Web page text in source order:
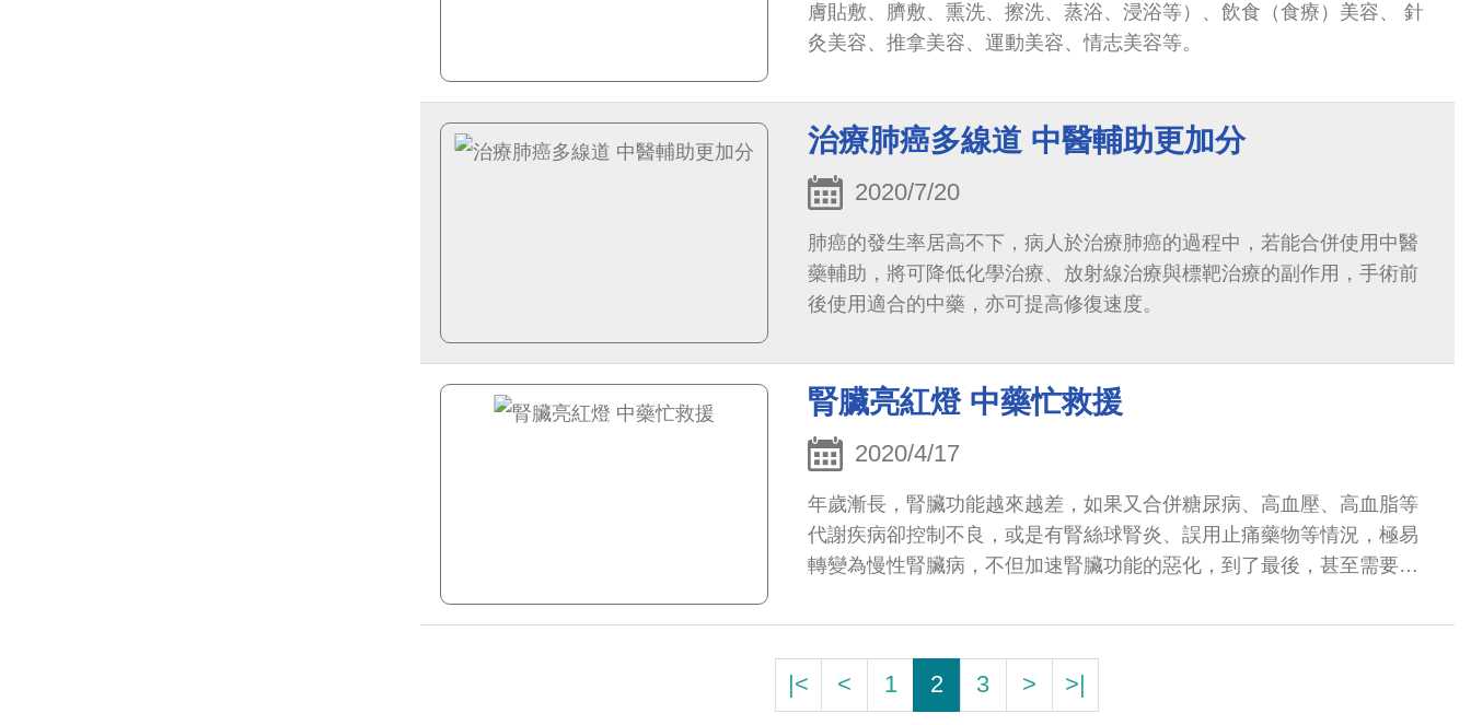
膚貼敷、臍敷、熏洗、擦洗、蒸浴、浸浴等）、飲食（食療）美容、 針
灸美容、推拿美容、運動美容、情志美容等。
治療肺癌多線道 中醫輔助更加分
2020/7/20
肺癌的發生率居高不下，病人於治療肺癌的過程中，若能合併使用中醫
藥輔助，將可降低化學治療、放射線治療與標靶治療的副作用，手術前
後使用適合的中藥，亦可提高修復速度。
腎臟亮紅燈 中藥忙救援
2020/4/17
年歲漸長，腎臟功能越來越差，如果又合併糖尿病、高血壓、高血脂等
代謝疾病卻控制不良，或是有腎絲球腎炎、誤用止痛藥物等情況，極易
轉變為慢性腎臟病，不但加速腎臟功能的惡化，到了最後，甚至需要洗
|< < 1 2 3 > >|